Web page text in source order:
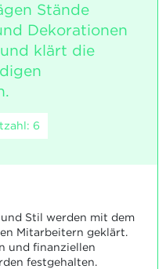
Stände
Dekorationen
klärt die
6
Stil werden mit dem
Mitarbeitern geklärt.
und finanziellen
festgehalten.